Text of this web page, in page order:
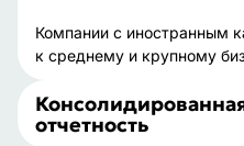
Компании с иностранным
к среднему и крупному
отчетность